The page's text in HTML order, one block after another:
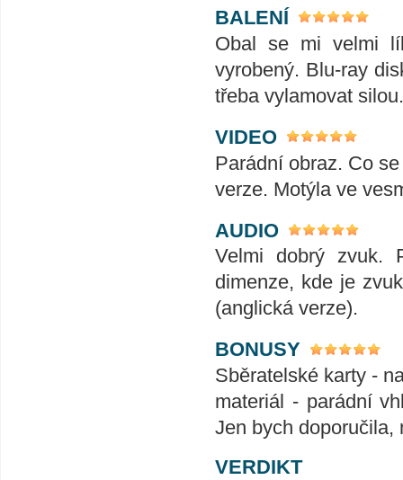
BALENÍ
Obal se mi velmi
vyrobený. Blu-ray
třeba vylamovat silou.
VIDEO
Parádní obraz. Co
verze. Motýla ve
AUDIO
Velmi dobrý zvuk.
dimenze, kde je
(anglická verze).
BONUSY
Sběratelské karty -
materiál - parádní
Jen bych doporučila,
VERDIKT